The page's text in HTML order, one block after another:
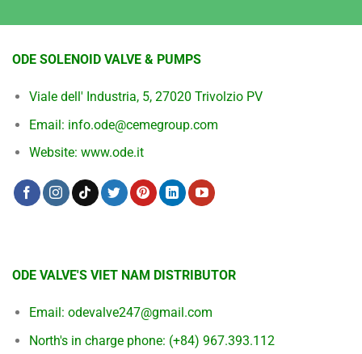
ODE SOLENOID VALVE & PUMPS
Viale dell' Industria, 5, 27020 Trivolzio PV
Email: info.ode@cemegroup.com
Website: www.ode.it
ODE VALVE'S VIET NAM DISTRIBUTOR
Email: odevalve247@gmail.com
North's in charge phone: (+84) 967.393.112